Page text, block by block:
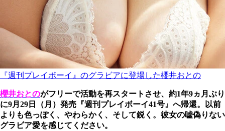
『週刊プレイボーイ』のグラビアに登場した櫻井おとの
櫻井おとのがフリーで活動を再スタートさせ、約1年9ヵ月ぶり
に9月29日（月）発売『週刊プレイボーイ41号』へ帰還。以前
よりも色っぽく、やわらかく、そして鋭く。彼女の嘘偽りない
グラビア愛を感じてください。